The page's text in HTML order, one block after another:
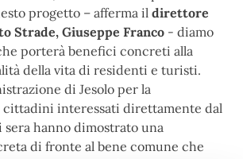
progetto – afferma il direttore
Strade, Giuseppe Franco - diamo
porterà benefici concreti alla
della vita di residenti e turisti.
di Jesolo per la
cittadini interessati direttamente dal
hanno dimostrato una
di fronte al bene comune che